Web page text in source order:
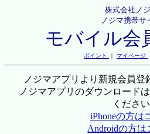
株式会社ノ
ノジマ携帯サ
モバイル会
ポイント ｜ マイページ
ノジマアプリより新規会員登
ノジマアプリのダウンロード
ください
iPhoneの方は
Androidの方は